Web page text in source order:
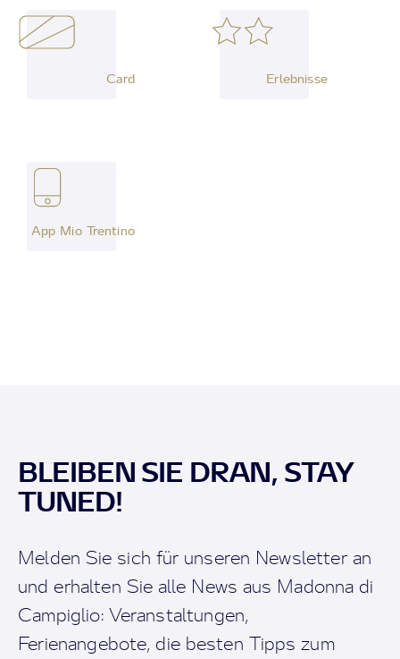
Card Erlebnisse
App Mio Trentino
BLEIBEN SIE DRAN, STAY
TUNED!
Melden Sie sich für unseren Newsletter an
und erhalten Sie alle News aus Madonna di
Campiglio: Veranstaltungen,
Ferienangebote, die besten Tipps zum